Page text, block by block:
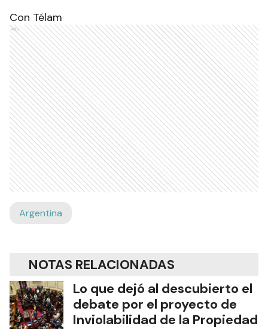
Con Télam
Ads
Argentina
NOTAS RELACIONADAS
Lo que dejó al descubierto el
debate por el proyecto de
Inviolabilidad de la Propiedad